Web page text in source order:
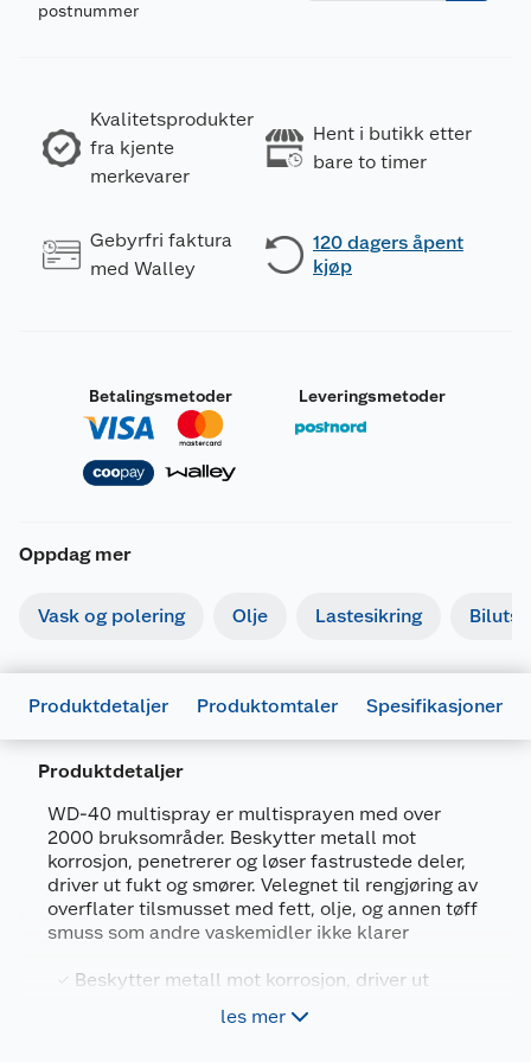
postnummer
Kvalitetsprodukter
fra kjente
merkevarer
Hent i butikk etter
bare to timer
Gebyrfri faktura
med Walley
120 dagers åpent
kjøp
Betalingsmetoder Leveringsmetoder
Oppdag mer
Vask og polering Olje Lastesikring
Produktdetaljer Produktomtaler Spesifikasjoner
Produktdetaljer
WD-40 multispray er multisprayen med over
2000 bruksområder. Beskytter metall mot
korrosjon, penetrerer og løser fastrustede deler,
driver ut fukt og smører. Velegnet til rengjøring av
overflater tilsmusset med fett, olje, og annen tøff
smuss som andre vaskemidler ikke klarer
Beskytter metall mot korrosjon, driver ut
les mer
Generelt
Artikkelnummer
5032227460379
Leverandørens artikkelnummer
47009